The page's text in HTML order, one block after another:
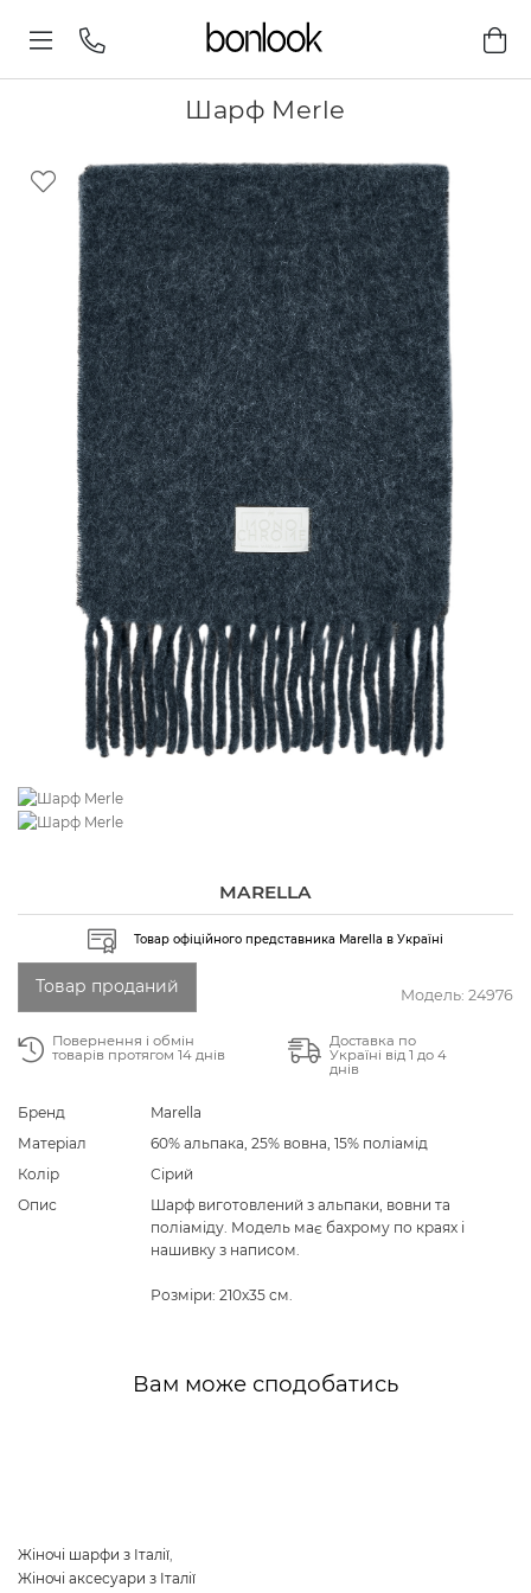
Шарф Merle
MARELLA
Товар офіційного представника Marella в Україні
Модель: 24976
Товар проданий
Повернення і обмін
товарів протягом 14 днів
Доставка по
Україні від 1 до 4
днів
Бренд
Marella
Матеріал
60% альпака, 25% вовна, 15% поліамід
Колір
Сірий
Опис
Шарф виготовлений з альпаки, вовни та
поліаміду. Модель має бахрому по краях і
нашивку з написом.
Розміри: 210х35 см.
Вам може сподобатись
Жіночі шарфи з Італії
Жіночі аксесуари з Італії